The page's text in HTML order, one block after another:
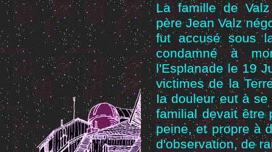
La famille de
père Jean Valz
fut accusé sous
condamné à
l'Esplanade le 19
victimes de la
Ia douleur eut à
familial devait être
peine, et propre à
d'observation, de